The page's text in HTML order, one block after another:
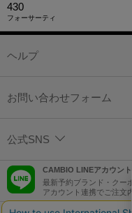
430
フォーサーティ
ヘルプ
お問い合わせフォーム
公式SNS
CAMBIO LINEアカウント
最新予約ブランド・クー
アカウント連携でご注文